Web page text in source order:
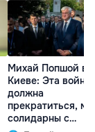
Михай Попшой в
Киеве: Эта война
должна
прекратиться, мы
солидарны с